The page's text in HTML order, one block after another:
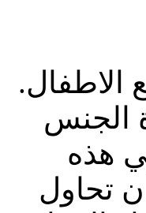
الاطفال.
الجنس
هذه
تحاول